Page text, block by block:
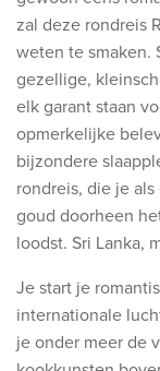
Bekijk alle
Adults only
Luxury
De
zal deze rondreis
weten te smaken.
gezellige,
elk garant staan
opmerkelijke
bijzondere
rondreis, die je
goud doorheen
loodst. Sri Lanka,
Je start je
internationale
je onder meer de